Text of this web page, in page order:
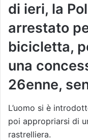
di ieri, la
arrestato
bicicletta,
una
26enne,
L’uomo si è
poi appropriarsi di
rastrelliera.